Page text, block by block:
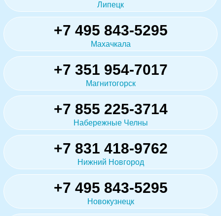
Липецк
+7 495 843-5295
Махачкала
+7 351 954-7017
Магнитогорск
+7 855 225-3714
Набережные Челны
+7 831 418-9762
Нижний Новгород
+7 495 843-5295
Новокузнецк